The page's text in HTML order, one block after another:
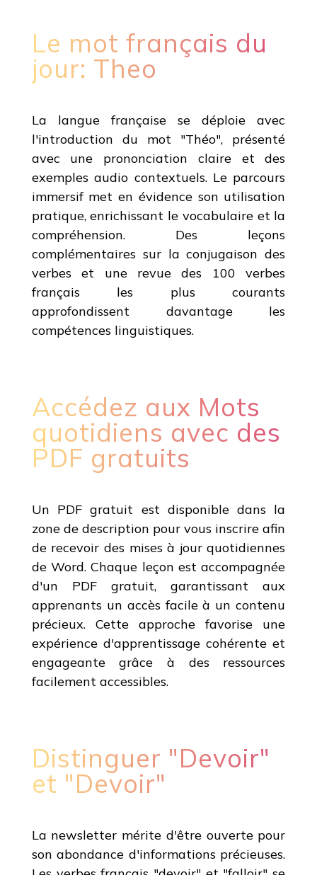
Le mot français du
jour: Theo
La langue française se déploie avec
l'introduction du mot "Théo", présenté
avec une prononciation claire et des
exemples audio contextuels. Le parcours
immersif met en évidence son utilisation
pratique, enrichissant le vocabulaire et la
compréhension. Des leçons
complémentaires sur la conjugaison des
verbes et une revue des 100 verbes
français les plus courants
approfondissent davantage les
compétences linguistiques.
Accédez aux Mots
quotidiens avec des
PDF gratuits
Un PDF gratuit est disponible dans la
zone de description pour vous inscrire afin
de recevoir des mises à jour quotidiennes
de Word. Chaque leçon est accompagnée
d'un PDF gratuit, garantissant aux
apprenants un accès facile à un contenu
précieux. Cette approche favorise une
expérience d'apprentissage cohérente et
engageante grâce à des ressources
facilement accessibles.
Distinguer "Devoir"
et "Devoir"
La newsletter mérite d'être ouverte pour
son abondance d'informations précieuses.